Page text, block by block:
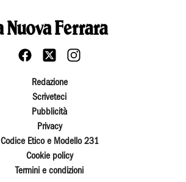
Redazione
Scriveteci
Pubblicità
Privacy
Codice Etico e Modello 231
Cookie policy
Termini e condizioni